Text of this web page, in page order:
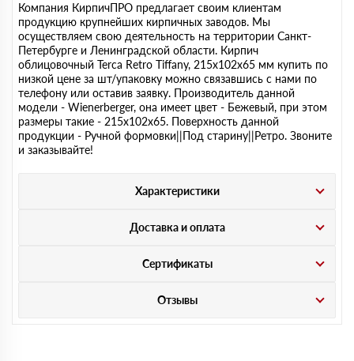
Компания КирпичПРО предлагает своим клиентам
продукцию крупнейших кирпичных заводов. Мы
осуществляем свою деятельность на территории Санкт-
Петербурге и Ленинградской области. Кирпич
облицовочный Terca Retro Tiffany, 215х102х65 мм купить по
низкой цене за шт/упаковку можно связавшись с нами по
телефону или оставив заявку. Производитель данной
модели - Wienerberger, она имеет цвет - Бежевый, при этом
размеры такие - 215х102х65. Поверхность данной
продукции - Ручной формовки||Под старину||Ретро. Звоните
и заказывайте!
Характеристики
Доставка и оплата
Сертификаты
Отзывы